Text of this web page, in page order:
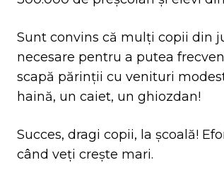
Sunt convins că mulți copii din
necesare pentru a putea
scapă părinții cu venituri
haină, un caiet, un ghiozdan!
Succes, dragi copii, la școală!
când veți crește mari.